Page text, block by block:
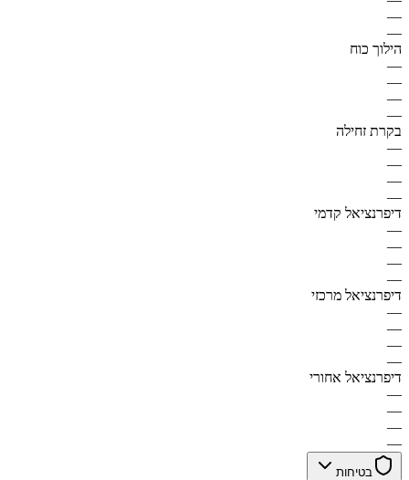
—
—
הילוך כוח
—
—
—
—
בקרת זחילה
—
—
—
—
דיפרנציאל קדמי
—
—
—
—
דיפרנציאל מרכזי
—
—
—
—
דיפרנציאל אחורי
—
—
—
—
בטיחות